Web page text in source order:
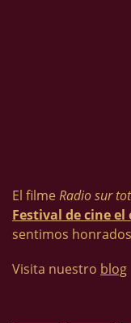
El filme Radio sur
Festival de cine el
sentimos
Visita nuestro blog